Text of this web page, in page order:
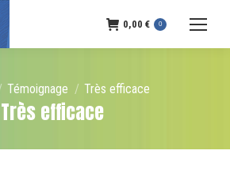
0,00 € 0
ici :
Témoignage Très efficace
Très efficace